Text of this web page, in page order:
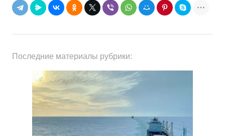
Последние материалы рубрики: